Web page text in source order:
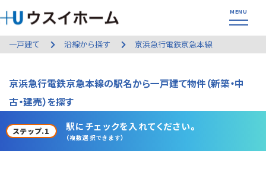
一戸建て 沿線から探す 京浜急行電鉄京急本線
京浜急行電鉄京急本線の駅名から一戸建て物件（新築・中
古・建売）を探す
ステップ.1 駅にチェックを入れてください。
（複数選択できます）